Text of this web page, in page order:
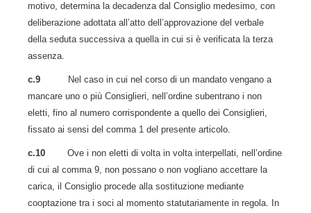
motivo, determina la decadenza dal Consiglio medesimo, con
deliberazione adottata all’atto dell’approvazione del verbale
della seduta successiva a quella in cui si è verificata la terza
assenza.
c.9
Nel caso in cui nel corso di un mandato vengano a
mancare uno o più Consiglieri, nell’ordine subentrano i non
eletti, fino al numero corrispondente a quello dei Consiglieri,
fissato ai sensi del comma 1 del presente articolo.
c.10 Ove i non eletti di volta in volta interpellati, nell’ordine
di cui al comma 9, non possano o non vogliano accettare la
carica, il Consiglio procede alla sostituzione mediante
cooptazione tra i soci al momento statutariamente in regola. In